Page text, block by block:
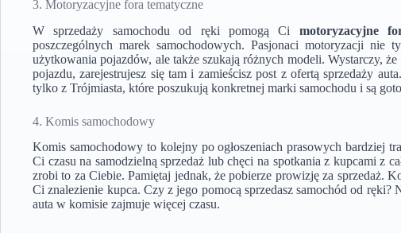
3. Motoryzacyjne fora tematyczne
W sprzedaży samochodu od ręki pomogą Ci motoryzacyjne
poszczególnych marek samochodowych. Pasjonaci motoryzacji nie
użytkowania pojazdów, ale także szukają różnych modeli. Wystarczy,
pojazdu, zarejestrujesz się tam i zamieścisz post z ofertą sprzedaży
tylko z Trójmiasta, które poszukują konkretnej marki samochodu i są
4. Komis samochodowy
Komis samochodowyto kolejny po ogłoszeniach prasowych bardziej
Ci czasu na samodzielną sprzedaż lub chęci na spotkania z kupcami z
zrobi to za Ciebie. Pamiętaj jednak, że pobierze prowizję za sprzedaż.
Ci znalezienie kupca. Czy z jego pomocą sprzedasz samochód od ręki?
auta w komisie zajmuje więcej czasu.